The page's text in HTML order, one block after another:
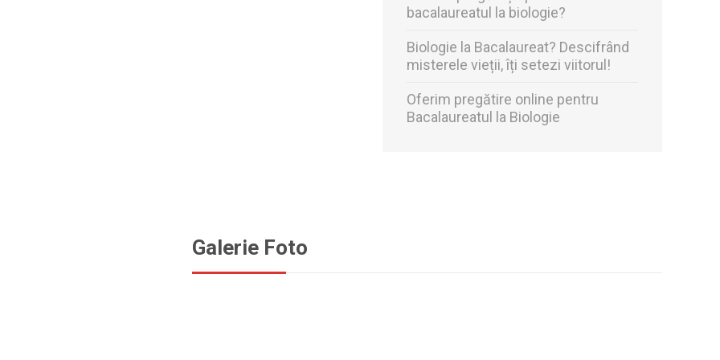
bacalaureatul la biologie?
Biologie la Bacalaureat? Descifrând
misterele vieții, îți setezi viitorul!
Oferim pregătire online pentru
Bacalaureatul la Biologie
Galerie Foto